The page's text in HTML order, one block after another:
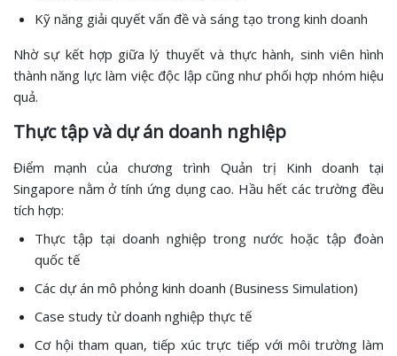
Kỹ năng giải quyết vấn đề và sáng tạo trong kinh doanh
Nhờ sự kết hợp giữa lý thuyết và thực hành, sinh viên hình
thành năng lực làm việc độc lập cũng như phối hợp nhóm hiệu
quả.
Thực tập và dự án doanh nghiệp
Điểm mạnh của chương trình Quản trị Kinh doanh tại
Singapore nằm ở tính ứng dụng cao. Hầu hết các trường đều
tích hợp:
Thực tập tại doanh nghiệp trong nước hoặc tập đoàn
quốc tế
Các dự án mô phỏng kinh doanh (Business Simulation)
Case study từ doanh nghiệp thực tế
Cơ hội tham quan, tiếp xúc trực tiếp với môi trường làm